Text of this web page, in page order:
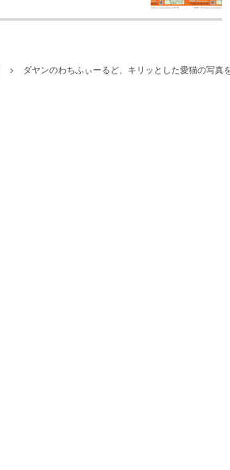
ダヤンのわちふぃーるど、キリッとした愛猫の写真